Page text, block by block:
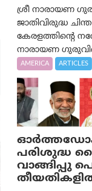
ശ്രീ നാരായണ
ജാതിവിരുദ്ധ
കേരളത്തിന്റെ
നാരായണ
AMERICA ARTICLES
പരിശുദ്ധ
വാങ്ങിപ്പു